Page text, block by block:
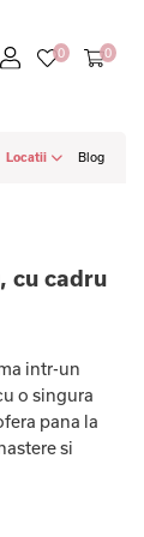
Locatii Blog
cu cadru
intr-un
o singura
pana la
si